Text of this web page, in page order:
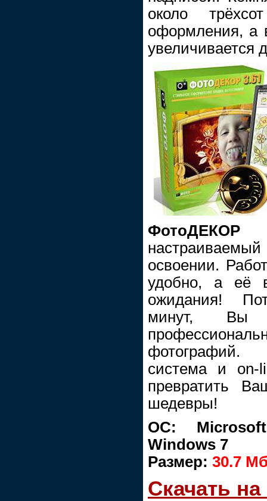
около
оформления, а
увеличивается
освоении.
удобно, а её
ожидания!
минут, Вы
фотографий.
система и on-
превратить
шедевры!
ОС:
Windows 7
Размер: 30.7
Скачать